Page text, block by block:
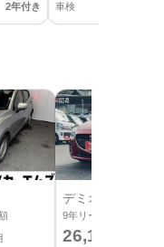
2年付き 車検
デミオ
9年リース月額定額
26,180